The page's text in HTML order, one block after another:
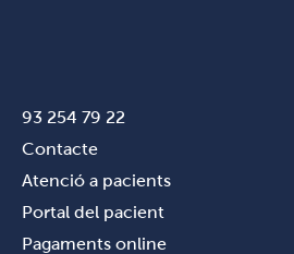
93 254 79 22
Contacte
Atenció a pacients
Portal del pacient
Pagaments online